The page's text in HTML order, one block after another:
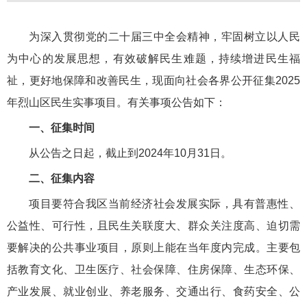
为深入贯彻党的二十届三中全会精神，牢固树立以人民
为中心的发展思想，有效破解民生难题，持续增进民生福
祉，更好地保障和改善民生，现面向社会各界公开征集2025
年烈山区民生实事项目。有关事项公告如下：
一、征集时间
从公告之日起，截止到2024年10月31日。
二、征集内容
项目要符合我区当前经济社会发展实际，具有普惠性、
公益性、可行性，且民生关联度大、群众关注度高、迫切需
要解决的公共事业项目，原则上能在当年度内完成。主要包
括教育文化、卫生医疗、社会保障、住房保障、生态环保、
产业发展、就业创业、养老服务、交通出行、食药安全、公